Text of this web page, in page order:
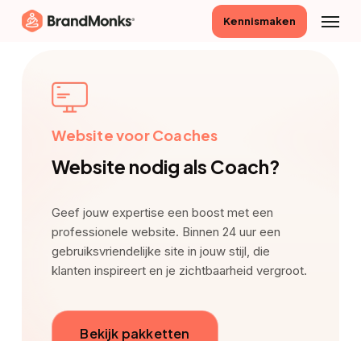
Kennismaken
Website voor Coaches
Website nodig als Coach?
Geef jouw expertise een boost met een
professionele website. Binnen 24 uur een
gebruiksvriendelijke site in jouw stijl, die
klanten inspireert en je zichtbaarheid vergroot.
Bekijk pakketten